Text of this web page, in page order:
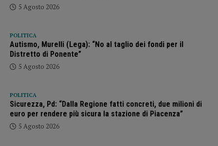
5 Agosto 2026
POLITICA
Autismo, Murelli (Lega): “No al taglio dei fondi per il
Distretto di Ponente”
5 Agosto 2026
POLITICA
Sicurezza, Pd: “Dalla Regione fatti concreti, due milioni di
euro per rendere più sicura la stazione di Piacenza”
5 Agosto 2026